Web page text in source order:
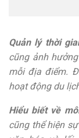
Quản lý thời
cũng ảnh
mỗi địa điểm.
hoạt động du
Hiểu biết về
cũng thể hiện